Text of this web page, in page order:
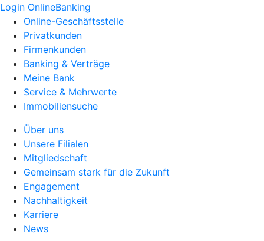
Login OnlineBanking
Online-Geschäftsstelle
Privatkunden
Firmenkunden
Banking & Verträge
Meine Bank
Service & Mehrwerte
Immobiliensuche
Über uns
Unsere Filialen
Mitgliedschaft
Gemeinsam stark für die Zukunft
Engagement
Nachhaltigkeit
Karriere
News